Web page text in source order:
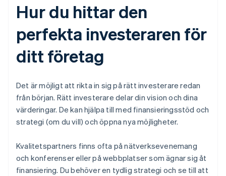
Hur du hittar den
perfekta investeraren för
ditt företag
Det är möjligt att rikta in sig på rätt investerare redan
från början. Rätt investerare delar din vision och dina
värderingar. De kan hjälpa till med finansieringsstöd och
strategi (om du vill) och öppna nya möjligheter.
Kvalitetspartners finns ofta på nätverksevenemang
och konferenser eller på webbplatser som ägnar sig åt
finansiering. Du behöver en tydlig strategi och se till att